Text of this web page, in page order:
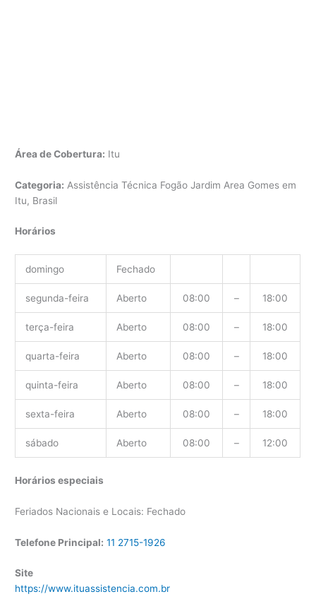
Área de Cobertura: Itu
Categoria: Assistência Técnica Fogão Jardim Area Gomes em
Itu, Brasil
Horários
domingo Fechado
segunda-feira Aberto 08:00 – 18:00
terça-feira Aberto 08:00 – 18:00
quarta-feira Aberto 08:00 – 18:00
quinta-feira Aberto 08:00 – 18:00
sexta-feira Aberto 08:00 – 18:00
sábado Aberto 08:00 – 12:00
Horários especiais
Feriados Nacionais e Locais: Fechado
Telefone Principal: 11 2715-1926
Site
https://www.ituassistencia.com.br